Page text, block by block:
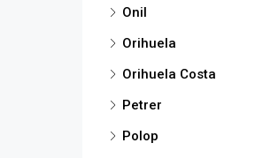
Onil
Orihuela
Orihuela Costa
Petrer
Polop